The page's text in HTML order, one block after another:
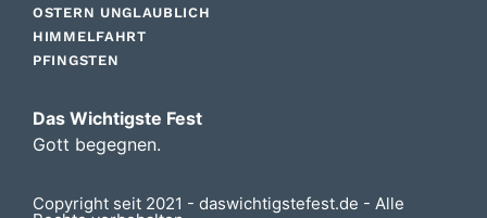
OSTERN UNGLAUBLICH
HIMMELFAHRT
PFINGSTEN
Das Wichtigste Fest
Gott begegnen.
Copyright seit 2021 - daswichtigstefest.de - Alle